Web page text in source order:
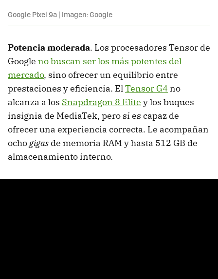
Google Pixel 9a | Imagen: Google
Potencia moderada. Los procesadores Tensor de
Google no buscan ser los más potentes del
mercado, sino ofrecer un equilibrio entre
prestaciones y eficiencia. ElTensor G4 no
alcanza a los Snapdragon 8 Elite y los buques
insignia de MediaTek, pero sí es capaz de
ofrecer una experiencia correcta. Le acompañan
ochogigas de memoria RAM y hasta 512 GB de
almacenamiento interno.